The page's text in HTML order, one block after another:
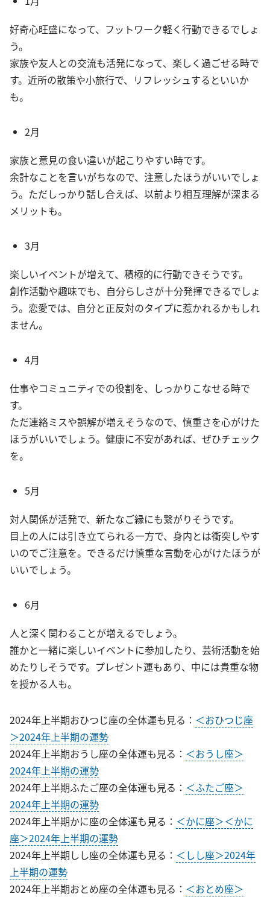
好奇心旺盛になって、フットワーク軽く行動できるでしょ
う。
家族や友人との交流も活発になって、楽しく過ごせる時で
す。近所の散策や小旅行で、リフレッシュするといいか
も。
2月
家族と意見の食い違いが起こりやすい時です。
余計なことを言いがちなので、注意したほうがいいでしょ
う。ただしっかり話し合えば、以前より相互理解が深まる
メリットも。
3月
楽しいイベントが増えて、積極的に行動できそうです。
創作活動や趣味でも、自分らしさが十分発揮できるでしょ
う。恋愛では、自分と正反対のタイプに惹かれるかもしれ
ません。
4月
仕事やコミュニティでの役割を、しっかりこなせる時で
す。
ただ連絡ミスや誤解が増えそうなので、慎重さを心がけた
ほうがいいでしょう。健康に不安があれば、ぜひチェック
を。
5月
対人関係が活発で、新たなご縁にも繋がりそうです。
目上の人には引き立てられる一方で、身内とは衝突しやす
いのでご注意を。できるだけ慎重な言動を心がけたほうが
いいでしょう。
6月
人と深く関わることが増えるでしょう。
誰かと一緒に楽しいイベントに参加したり、芸術活動を始
めたりしそうです。プレゼント運もあり、中には貴重な物
を授かる人も。
2024年上半期おひつじ座の全体運も見る： ＜おひつじ座
＞2024年上半期の運勢
2024年上半期おうし座の全体運も見る： ＜おうし座＞
2024年上半期の運勢
2024年上半期ふたご座の全体運も見る： ＜ふたご座＞
2024年上半期の運勢
2024年上半期かに座の全体運も見る： ＜かに座＞＜かに
座＞2024年上半期の運勢
2024年上半期しし座の全体運も見る： ＜しし座＞2024年
上半期の運勢
2024年上半期おとめ座の全体運も見る： ＜おとめ座＞